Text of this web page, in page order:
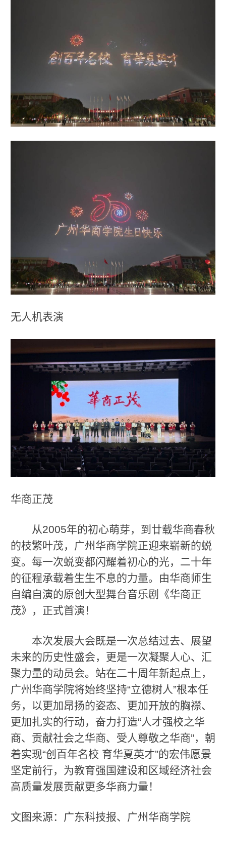
无人机表演
华商正茂
从2005年的初心萌芽，到廿载华商春秋
的枝繁叶茂，广州华商学院正迎来崭新的蜕
变。每一次蜕变都闪耀着初心的光，二十年
的征程承载着生生不息的力量。由华商师生
自编自演的原创大型舞台音乐剧《华商正
茂》，正式首演！
本次发展大会既是一次总结过去、展望
未来的历史性盛会，更是一次凝聚人心、汇
聚力量的动员会。站在二十周年新起点上，
广州华商学院将始终坚持“立德树人”根本任
务，以更加昂扬的姿态、更加开放的胸襟、
更加扎实的行动，奋力打造“人才强校之华
商、贡献社会之华商、受人尊敬之华商”，朝
着实现“创百年名校 育华夏英才”的宏伟愿景
坚定前行，为教育强国建设和区域经济社会
高质量发展贡献更多华商力量！
文图来源：广东科技报、广州华商学院